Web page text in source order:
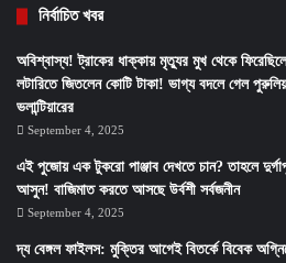
নির্বাচিত খবর
অবিশ্বাস্য! ট্রাকের ধাক্কায় মৃত্যুর মুখ থেকে
লটারিতে জিতলেন কোটি টাকা! ভাগ্য বদলে গেল
ভলান্টিয়ারের
September 4, 2025
এই পুজোয় এক টুকরো পাঞ্জাব দেখতে চান? তাহলে
আসুন! বাজিমাত করতে আসছে উর্বশী সর্বজনীন
September 4, 2025
দ্য বেঙ্গল ফাইলস: মুক্তির আগেই বিতর্কে বিবেক